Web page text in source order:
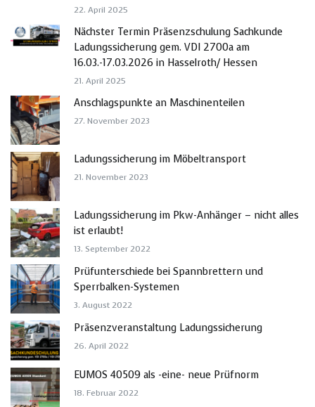
22. April 2025
Nächster Termin Präsenzschulung Sachkunde
Ladungssicherung gem. VDI 2700a am
16.03.-17.03.2026 in Hasselroth/ Hessen
21. April 2025
Anschlagspunkte an Maschinenteilen
27. November 2023
Ladungssicherung im Möbeltransport
21. November 2023
Ladungssicherung im Pkw-Anhänger – nicht alles
ist erlaubt!
13. September 2022
Prüfunterschiede bei Spannbrettern und
Sperrbalken-Systemen
3. August 2022
Präsenzveranstaltung Ladungssicherung
26. April 2022
EUMOS 40509 als -eine- neue Prüfnorm
18. Februar 2022